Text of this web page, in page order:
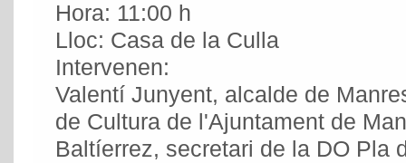
Hora: 11:00 h
Lloc: Casa de la Culla
Intervenen:
Valentí Junyent, alcalde de
de Cultura de l'Ajuntament de
Baltíerrez, secretari de la DO Pla